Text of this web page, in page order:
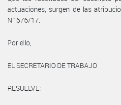
actuaciones, surgen de las
N° 676/17.
Por ello,
EL SECRETARIO DE TRABAJO
RESUELVE: